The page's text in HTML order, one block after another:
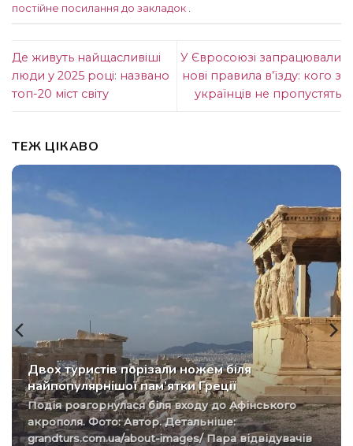
постійне посилання до закладок .
Де живуть найщасливіші
люди у 2025 році: названо
топ-20 міст світу
У Євросоюзі запрацювали
нові правила в’їзду: кого з
українців не пропустять
ТЕЖ ЦІКАВО
Двох туристів порізали ножем біля
найпопулярнішої пам’ятки Греції
Подія розгорнулася біля входу до Афінського
акрополя. Фото: Автор. Детальніше:
grandturs.com.ua/about-images/ Пара відвідувачів